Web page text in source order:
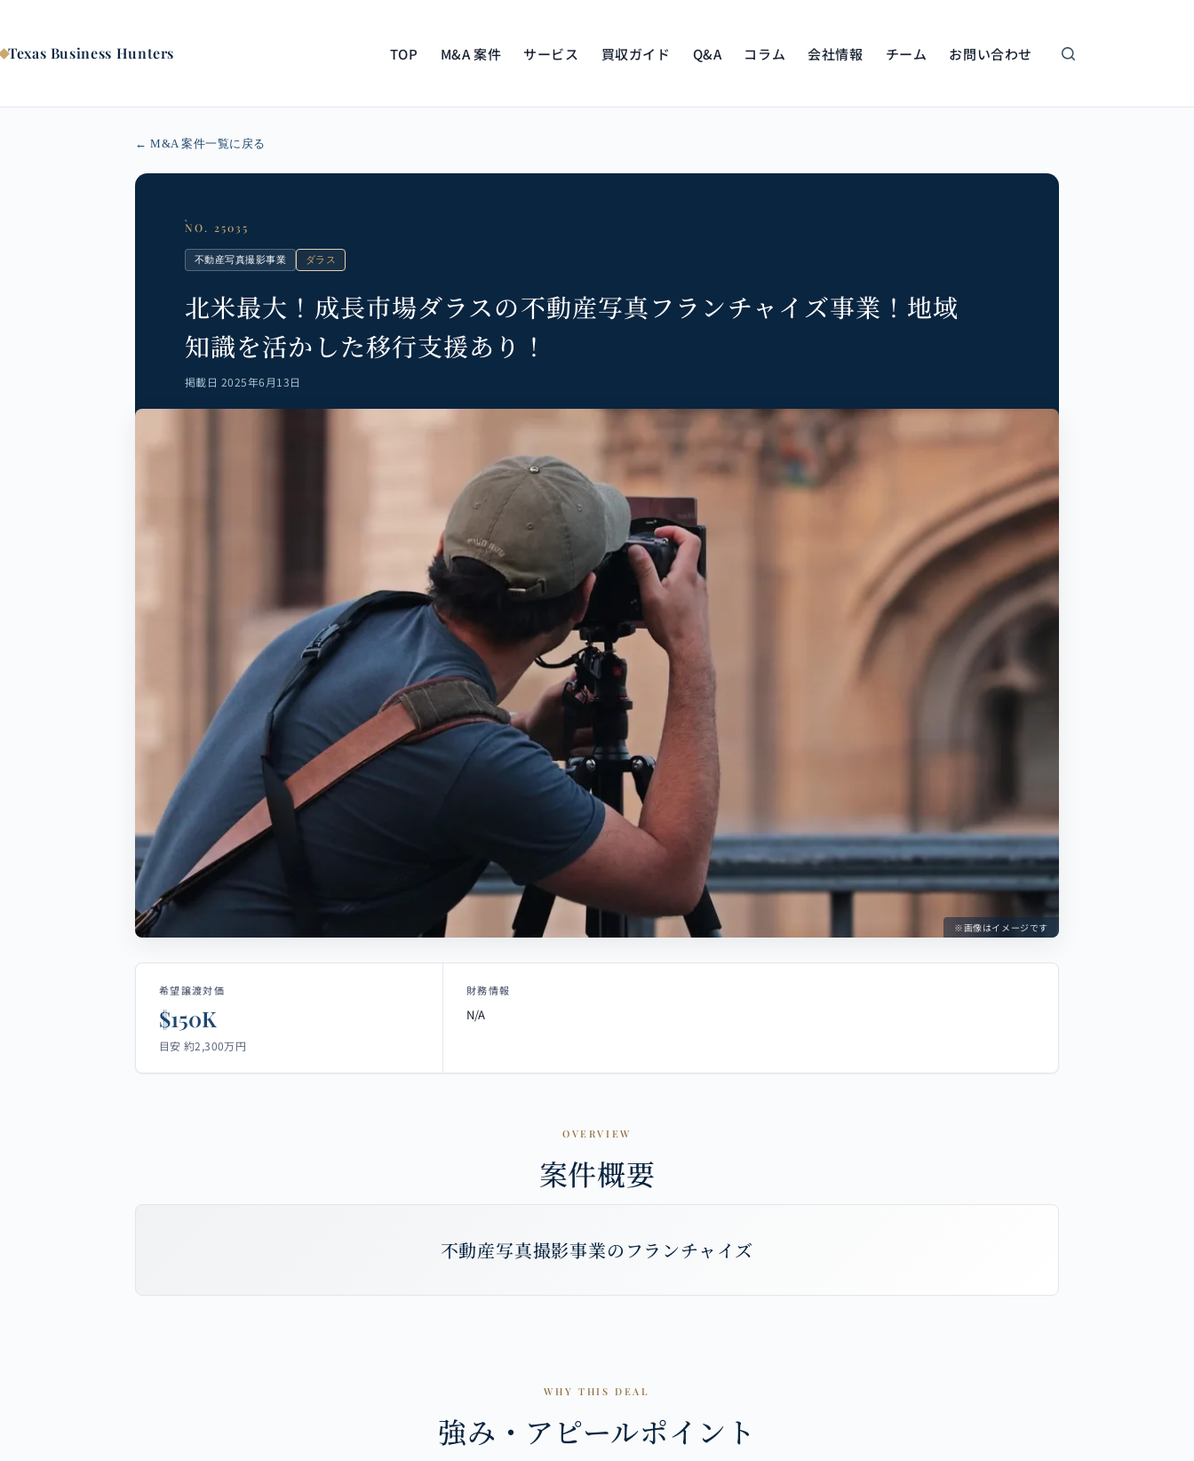
テ
ン
Texas Business Hunters TOP M&A 案件 サービス 買収ガイド Q&A コラム 会社情報 チーム お問い合わせ
← M&A 案件一覧に戻る
NO. 25035
不動産写真撮影事業 ダラス
北米最大！成長市場ダラスの不動産写真フランチャイズ事業！地域
知識を活かした移行支援あり！
掲載日 2025年6月13日
※画像はイメージです
希望譲渡対価
$150K
目安 約2,300万円
財務情報
N/A
OVERVIEW
案件概要
不動産写真撮影事業のフランチャイズ
WHY THIS DEAL
強み・アピールポイント